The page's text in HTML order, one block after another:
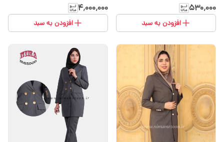
۵۳۰٬۰۰۰
افزودن به سبد
۴٬۰۰۰٬۰۰۰
افزودن به سبد